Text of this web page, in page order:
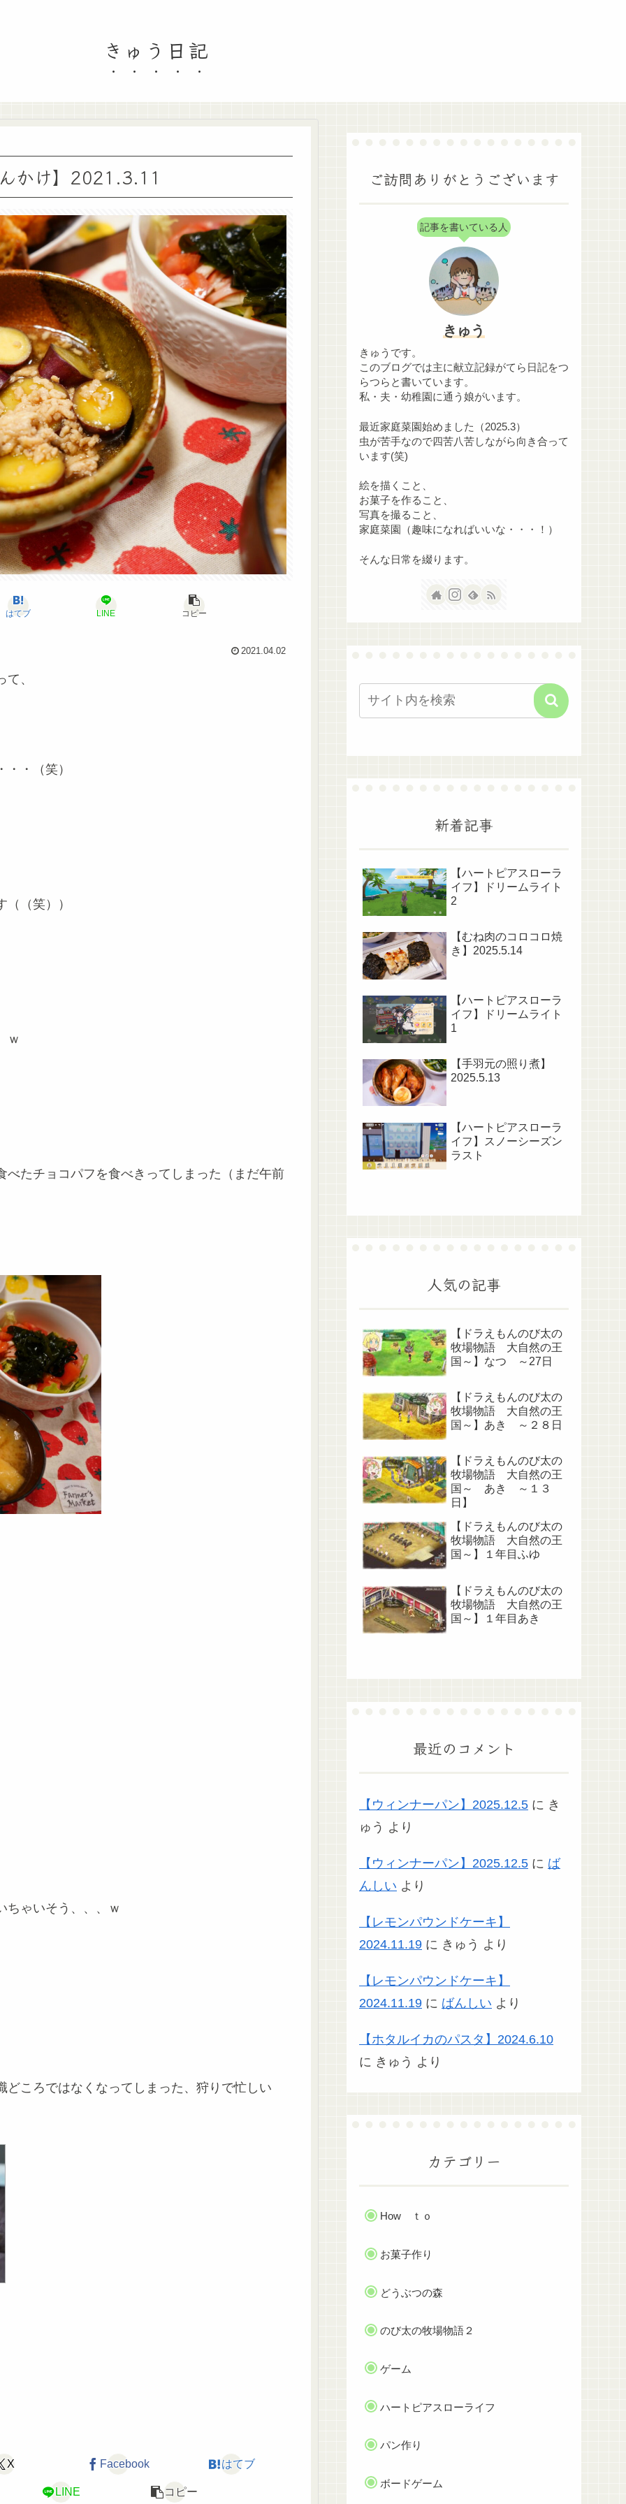
きゅう日記
かけ】2021.3.11
はてブ LINE コピー
2021.04.02
、
・（笑）
（笑））
ｗ
たチョコパフを食べきってしまった（まだ午前
ちゃいそう、、、ｗ
ころではなくなってしまった、狩りで忙しい
X Facebook はてブ
LINE コピー
ご訪問ありがとうございます
記事を書いている人
きゅう
きゅうです。
このブログでは主に献立記録がてら日記をつ
らつらと書いています。
私・夫・幼稚園に通う娘がいます。
最近家庭菜園始めました（2025.3）
虫が苦手なので四苦八苦しながら向き合って
います(笑)
絵を描くこと、
お菓子を作ること、
写真を撮ること、
家庭菜園（趣味になればいいな・・・！）
そんな日常を綴ります。
新着記事
【ハートピアスローラ
イフ】ドリームライト
2
【むね肉のコロコロ焼
き】2025.5.14
【ハートピアスローラ
イフ】ドリームライト
1
【手羽元の照り煮】
2025.5.13
【ハートピアスローラ
イフ】スノーシーズン
ラスト
人気の記事
【ドラえもんのび太の
牧場物語 大自然の王
国～】なつ ～27日
【ドラえもんのび太の
牧場物語 大自然の王
国～】あき ～２８日
【ドラえもんのび太の
牧場物語 大自然の王
国～ あき ～１３
日】
【ドラえもんのび太の
牧場物語 大自然の王
国～】１年目ふゆ
【ドラえもんのび太の
牧場物語 大自然の王
国～】１年目あき
最近のコメント
【ウィンナーパン】2025.12.5 に き
ゅう より
【ウィンナーパン】2025.12.5 に ば
んしい より
【レモンパウンドケーキ】
2024.11.19 に きゅう より
【レモンパウンドケーキ】
2024.11.19 に ばんしい より
【ホタルイカのパスタ】2024.6.10
に きゅう より
カテゴリー
How ｔｏ
お菓子作り
どうぶつの森
のび太の牧場物語２
ゲーム
ハートピアスローライフ
パン作り
ボードゲーム